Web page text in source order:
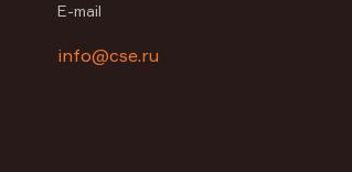
E-mail
info@cse.ru